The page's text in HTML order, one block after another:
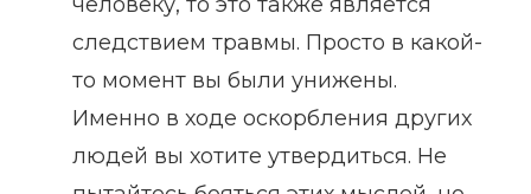
следствием травмы. Просто в какой-
то момент вы были унижены.
Именно в ходе оскорбления других
людей вы хотите утвердиться. Не